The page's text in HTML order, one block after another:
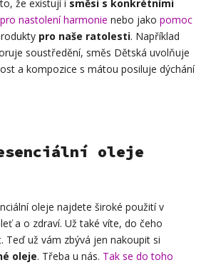
že existují i směsi s konkrétními
pro nastolení harmonie nebo jako pomoc
pro naše ratolesti. Například
soustředění, směs Dětská uvolňuje
a kompozice s mátou posiluje dýchání
oleje
oleje najdete široké použití v
a o zdraví. Už také víte, do čeho
Teď už vám zbývá jen nakoupit si
oleje. Třeba u nás. Tak se do toho